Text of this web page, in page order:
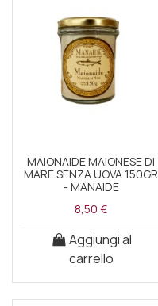
MAIONAIDE MAIONESE DI
MARE SENZA UOVA 150GR
- MANAIDE
8,50 €
Aggiungi al
carrello